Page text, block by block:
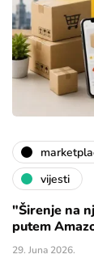
vijesti
"Širenje na
putem
29. Juna 2026.